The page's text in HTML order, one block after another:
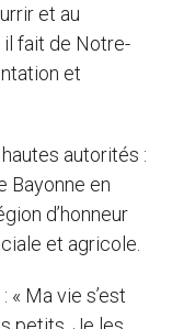
et au
fait de Notre-
et
autorités :
Bayonne en
d’honneur
et agricole.
« Ma vie s’est